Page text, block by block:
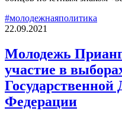
#молодежнаяполитика
22.09.2021
Молодежь
участие в
Федерации